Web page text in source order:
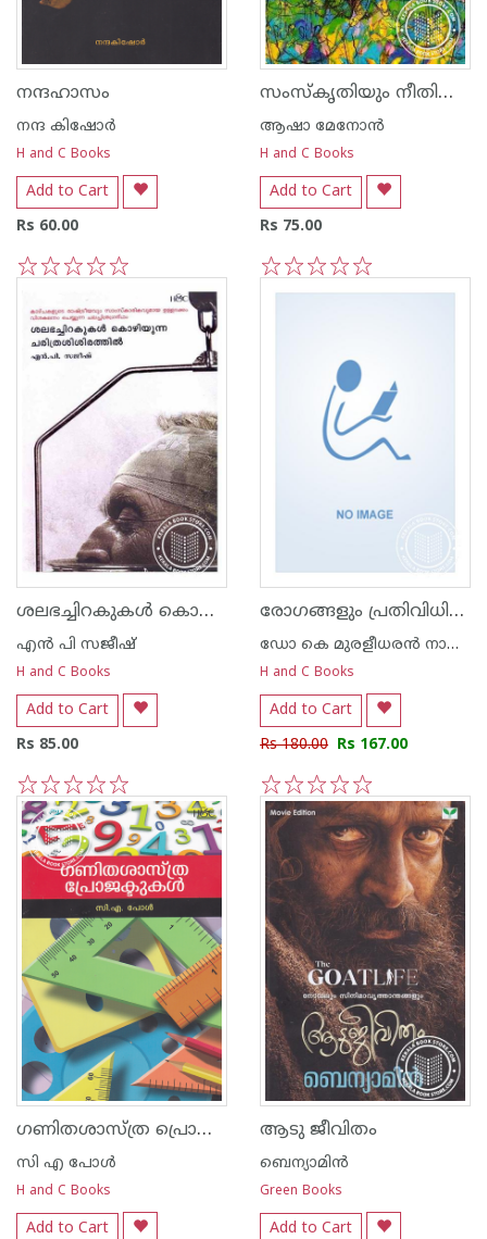
നന്ദഹാസം
നന്ദ‌ കിഷോര്‍
H and C Books
Add to Cart
Rs 60.00
സംസ്കൃതിയും നീതിശാസ്ത്രവും
ആഷാ മേനോന്‍
H and C Books
Add to Cart
Rs 75.00
ശലഭച്ചിറകുകള്‍ കൊഴിയുന്ന ചരിത്രശിശിരത്തില്‍
എന്‍ പി സജീഷ്‌
H and C Books
Add to Cart
Rs 85.00
5
4
3
2
1
രോഗങ്ങളും പ്രതിവിധികളും
ഡോ കെ മുരളീധരന്‍ നായര്‍ വെള്ളയമ്പലം
H and C Books
Add to Cart
Rs 180.00 Rs 167.00
5
4
3
2
1
ഗണിതശാസ്ത്ര പ്രൊജക്ടുകള്‍
സി എ പോള്‍
H and C Books
Add to Cart
ആടു ജീവിതം
ബെന്യാമിന്‍
Green Books
Add to Cart